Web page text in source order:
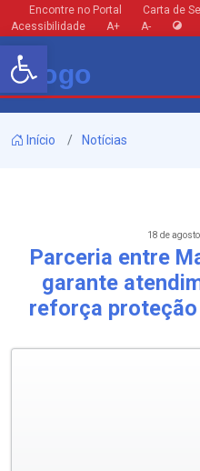
Encontre no Portal Carta de
Acessibilidade
A+ A-
Início Notícias
18 de
Parceria entre
garante
reforça
Barra de Ferramentas Aberta